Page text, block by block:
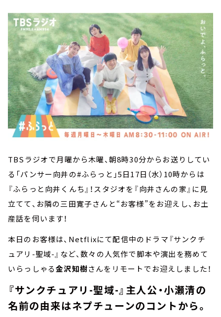
TBSラジオで月曜から木曜、朝8時30分からお送りしてい
る「パンサー向井の#ふらっと」5日17日（水）10時からは
『ふらっと向井くんち』！スタジオを『向井さんの家』に見
立てて、お隣の三田寛子さんと“お客様”をお迎えし、お土
産話を伺います！
本日のお客様は、Netflixにて配信中のドラマ『サンクチ
ュアリ-聖域-』など、数々の人気作で脚本や演出を務めて
いらっしゃる金沢知樹さんをリモートでお迎えしました！
『サンクチュアリ-聖域-』主人公・小瀬清の
名前の由来はネプチューンのコントから。